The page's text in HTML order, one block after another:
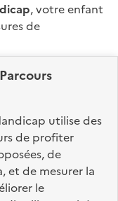
utilise des
de profiter
de
et de mesurer la
le
, votre enfant
de
un établissement
sur